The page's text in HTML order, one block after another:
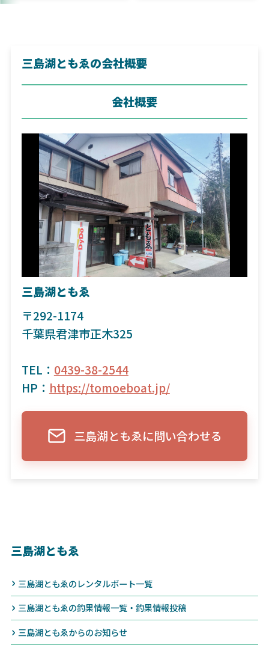
三島湖ともゑの会社概要
会社概要
三島湖ともゑ
〒292-1174
千葉県君津市正木325
TEL： 0439-38-2544
HP： https://tomoeboat.jp/
三島湖ともゑに問い合わせる
三島湖ともゑ
三島湖ともゑのレンタルボート一覧
三島湖ともゑの釣果情報一覧・釣果情報投稿
三島湖ともゑからのお知らせ